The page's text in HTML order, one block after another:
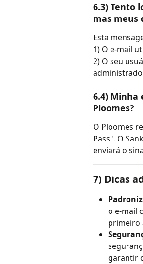
6.3) Tento
mas meus
Esta
1) O e-mail
2) O seu
6.4) Minha
Ploomes?
O Ploomes
Pass". O
enviará o
7) Dicas
o e-mail
primeiro
garantir